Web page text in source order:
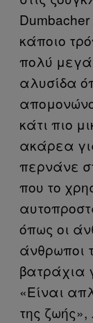
κάποιο
πολύ
αλυσίδα
κάτι πιο
ακάρεα
περνάνε
που το
όπως οι
άνθρωποι
βατράχια
«Είναι
της ζωής»,